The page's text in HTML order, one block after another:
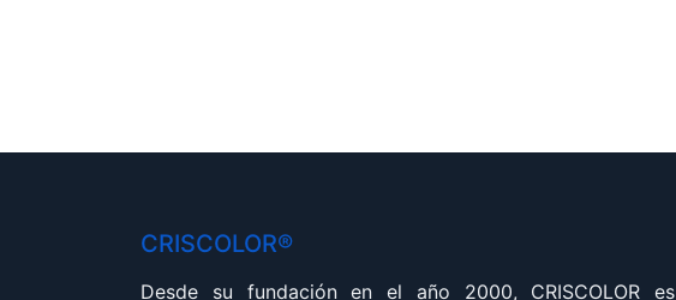
CRISCOLOR®
Desde su fundación en el año 2000, CRISCOLOR es